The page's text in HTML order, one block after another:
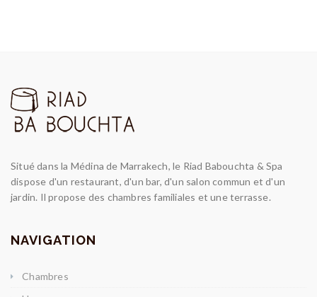
Situé dans la Médina de Marrakech, le Riad Babouchta & Spa
dispose d'un restaurant, d'un bar, d'un salon commun et d'un
jardin. Il propose des chambres familiales et une terrasse.
NAVIGATION
Chambres